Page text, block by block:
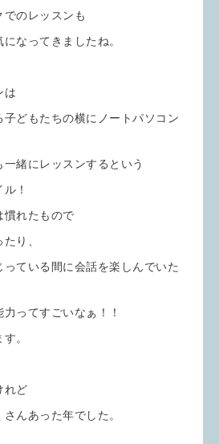
でのレッスンも
なってきましたね。
は
子どもたちの横にノートパソコン
緒にレッスンするという
！
慣れたもので
り、
ている間に会話を楽しんでいた
ってすごいなぁ！！
。
れど
んあった年でした。